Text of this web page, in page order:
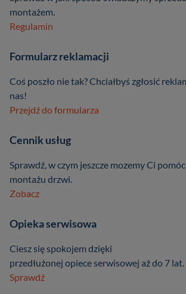
montażem.
Regulamin
Formularz reklamacji
Coś poszło nie tak? Chciałbyś zgłosić
nas!
Przejdź do formularza
Cennik usług
Sprawdź, w czym jeszcze mozemy Ci
montażu drzwi.
Zobacz
Opieka serwisowa
Ciesz się spokojem dzięki
przedłużonej opiece serwisowej aż do 7 lat.
Sprawdź